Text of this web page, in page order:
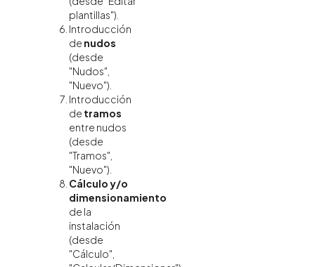
plantillas").
Introducción
de nudos
(desde
"Nudos",
"Nuevo").
Introducción
de tramos
entre nudos
(desde
"Tramos",
"Nuevo").
Cálculo y/o
dimensionamiento
de la
instalación
(desde
"Cálculo",